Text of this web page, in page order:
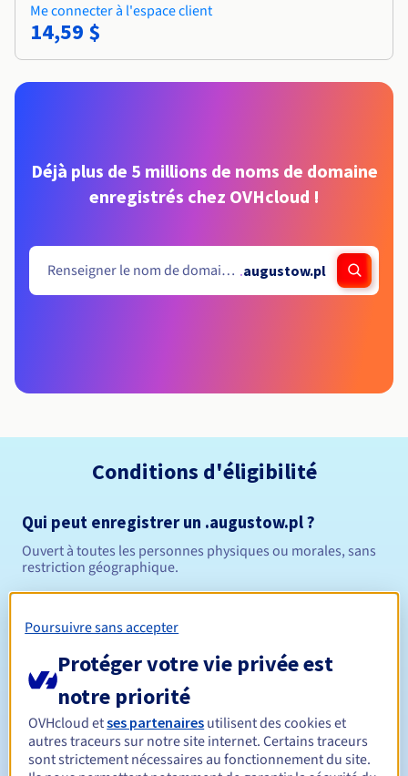
Me connecter à l'espace client
14,59 $
Déjà plus de 5 millions de noms de domaine
enregistrés chez OVHcloud !
.augustow.pl
Conditions d'éligibilité
Qui peut enregistrer un .augustow.pl ?
Ouvert à toutes les personnes physiques ou morales, sans
restriction géographique.
Durée de réservation Entre 1 et 10 ans
Durée de renouvellement Entre 1 et 10 ans
Poursuivre sans accepter
Protéger votre vie privée est
notre priorité
OVHcloud etses partenaires utilisent des cookies et
autres traceurs sur notre site internet. Certains traceurs
sont strictement nécessaires au fonctionnement du site.